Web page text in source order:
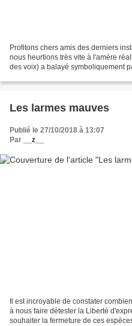
Profitons chers amis des derniers
nous heurtions très vite à l'amère
des voix) a balayé symboliquement
Les larmes mauves
Publié le 27/10/2018 à 13:07
Par
__z__
Il est incroyable de constater
à nous faire détester la Liberté
souhaiter la fermeture de ces